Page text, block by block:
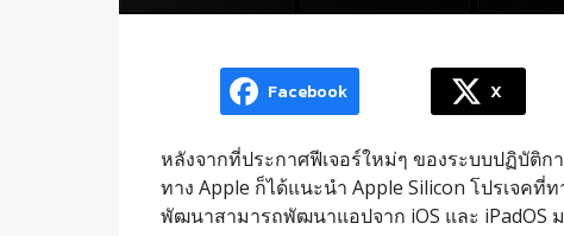
Facebook X
หลังจากที่ประกาศฟีเจอร์ใหม่ๆ ของระบบปฏิบัติกา
ทาง Apple ก็ได้แนะนำ Apple Silicon โปรเจคที่
พัฒนาสามารถพัฒนาแอปจาก iOS และ iPadOS